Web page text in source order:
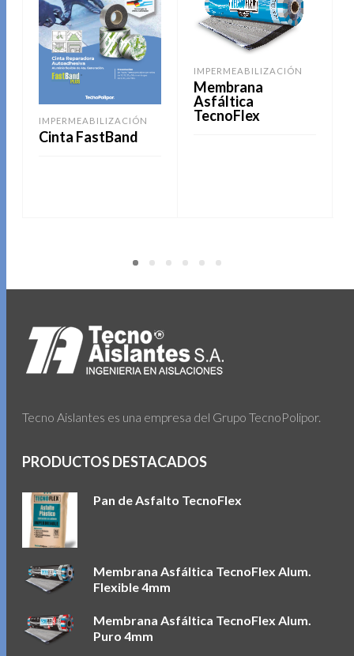
IMPERMEABILIZACIÓN
Cinta FastBand
IMPERMEABILIZACIÓN
Membrana
Asfáltica
TecnoFlex
Tecno Aislantes es una empresa del Grupo TecnoPolipor.
PRODUCTOS DESTACADOS
Pan de Asfalto TecnoFlex
Membrana Asfáltica TecnoFlex Alum.
Flexible 4mm
Membrana Asfáltica TecnoFlex Alum.
Puro 4mm